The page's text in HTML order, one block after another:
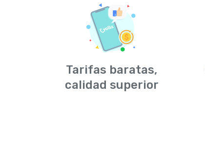
Tarifas baratas,
calidad superior